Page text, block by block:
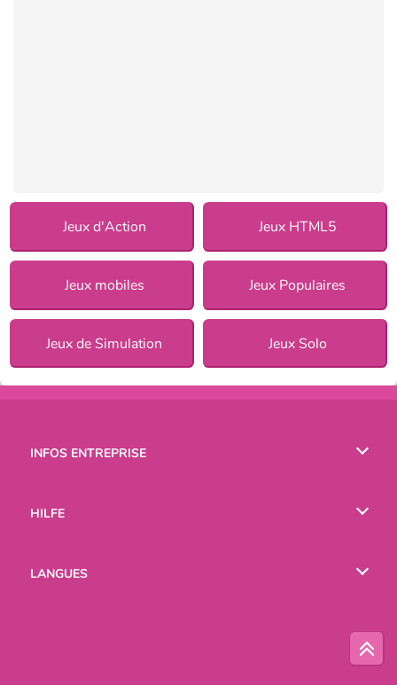
Jeux d'Action Jeux HTML5
Jeux mobiles Jeux Populaires
Jeux de Simulation Jeux Solo
INFOS ENTREPRISE
HILFE
LANGUES